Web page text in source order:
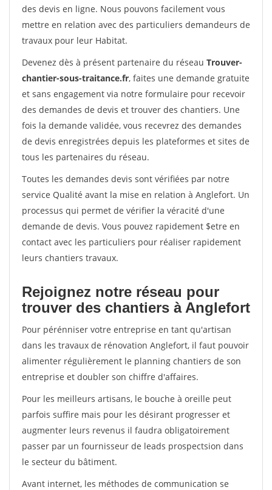
des devis en ligne. Nous pouvons facilement vous
mettre en relation avec des particuliers demandeurs de
travaux pour leur Habitat.
Devenez dès à présent partenaire du réseau Trouver-
chantier-sous-traitance.fr, faites une demande gratuite
et sans engagement via notre formulaire pour recevoir
des demandes de devis et trouver des chantiers. Une
fois la demande validée, vous recevrez des demandes
de devis enregistrées depuis les plateformes et sites de
tous les partenaires du réseau.
Toutes les demandes devis sont vérifiées par notre
service Qualité avant la mise en relation à Anglefort. Un
processus qui permet de vérifier la véracité d'une
demande de devis. Vous pouvez rapidement $etre en
contact avec les particuliers pour réaliser rapidement
leurs chantiers travaux.
Rejoignez notre réseau pour
trouver des chantiers à Anglefort
Pour pérénniser votre entreprise en tant qu'artisan
dans les travaux de rénovation Anglefort, il faut pouvoir
alimenter régulièrement le planning chantiers de son
entreprise et doubler son chiffre d'affaires.
Pour les meilleurs artisans, le bouche à oreille peut
parfois suffire mais pour les désirant progresser et
augmenter leurs revenus il faudra obligatoirement
passer par un fournisseur de leads prospectsion dans
le secteur du bâtiment.
Avant internet, les méthodes de communication se